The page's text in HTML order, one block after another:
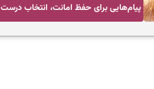
پیام‌هایی برای حفظ امانت، انتخاب درست